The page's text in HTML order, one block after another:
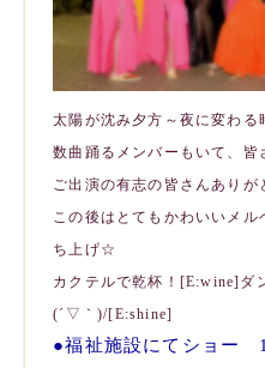
太陽が沈み夕方～夜に変わる
数曲踊るメンバーもいて、 皆
ご出演の有志の皆さんありが
この後はとてもかわいいメ
ち上げ☆
カクテルで乾杯！[E:wine]ダ
(´▽｀)/[E:shine]
●福祉施設にてショー